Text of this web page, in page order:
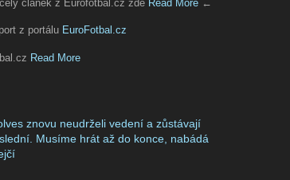
článek z Eurofotbal.cz zde Read More ←
z portálu EuroFotbal.cz
Read More
znovu neudrželi vedení a zůstávají
Musíme hrát až do konce, nabádá